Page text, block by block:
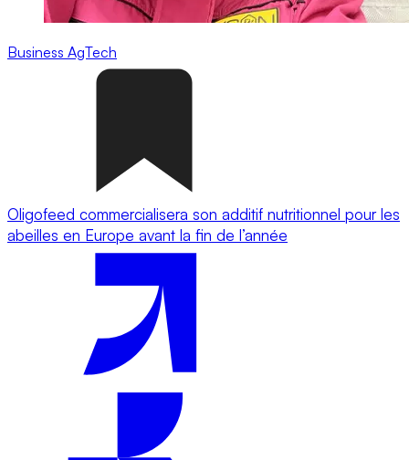
Business AgTech
Oligofeed commercialisera son additif nutritionnel pour les
abeilles en Europe avant la fin de l’année